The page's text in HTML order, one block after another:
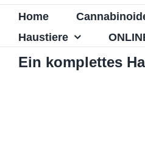
Home
Haustiere
Ein komplettes